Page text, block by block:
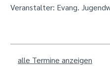
Veranstalter: Evang.
alle Termine anzeigen